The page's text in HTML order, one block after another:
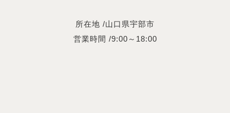
所在地 /山口県宇部市
営業時間 /9:00～18:00